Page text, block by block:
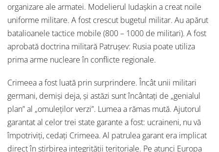
organizare ale armatei. Modelierul Iudașkin a creat noile
uniforme militare. A fost crescut bugetul militar. Au apărut
batalioanele tactice mobile (800 – 1000 de militari). A fost
aprobată doctrina militară Patrușev: Rusia poate utiliza
prima arme nucleare în conflicte regionale.
Crimeea a fost luată prin surprindere. Încât unii militari
germani, demiși deja, și astăzi sunt încântați de „genialul
plan” al „omuleților verzi”. Lumea a rămas mută. Ajutorul
garantat al celor trei state garante a fost: ucraineni, nu vă
împotriviți, cedați Crimeea. Al patrulea garant era implicat
direct în știrbirea integrității teritoriale. Pe atunci Europa